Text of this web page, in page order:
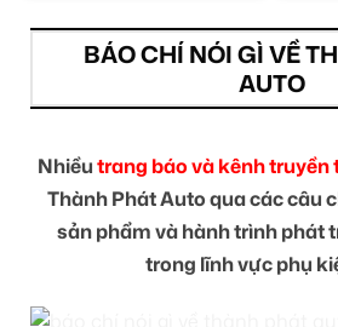
BÁO CHÍ NÓI GÌ VỀ
AUTO
Nhiềutrang báo và kênh truyền
Thành Phát Auto qua các câu
sản phẩm và hành trình phát
trong lĩnh vực phụ